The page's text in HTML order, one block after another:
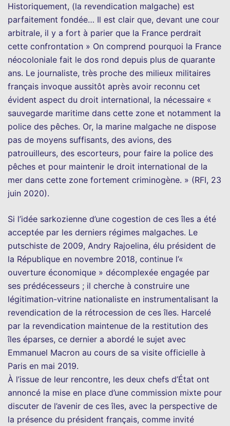
Historiquement, (la revendication malgache) est
parfaitement fondée… Il est clair que, devant une cour
arbitrale, il y a fort à parier que la France perdrait
cette confrontation » On comprend pourquoi la France
néocoloniale fait le dos rond depuis plus de quarante
ans. Le journaliste, très proche des milieux militaires
français invoque aussitôt après avoir reconnu cet
évident aspect du droit international, la nécessaire «
sauvegarde maritime dans cette zone et notamment la
police des pêches. Or, la marine malgache ne dispose
pas de moyens suffisants, des avions, des
patrouilleurs, des escorteurs, pour faire la police des
pêches et pour maintenir le droit international de la
mer dans cette zone fortement criminogène. » (RFI, 23
juin 2020).
Si l’idée sarkozienne d’une cogestion de ces îles a été
acceptée par les derniers régimes malgaches. Le
putschiste de 2009, Andry Rajoelina, élu président de
la République en novembre 2018, continue l’«
ouverture économique » décomplexée engagée par
ses prédécesseurs ; il cherche à construire une
légitimation-vitrine nationaliste en instrumentalisant la
revendication de la rétrocession de ces îles. Harcelé
par la revendication maintenue de la restitution des
îles éparses, ce dernier a abordé le sujet avec
Emmanuel Macron au cours de sa visite officielle à
Paris en mai 2019.
À l’issue de leur rencontre, les deux chefs d’État ont
annoncé la mise en place d’une commission mixte pour
discuter de l’avenir de ces îles, avec la perspective de
la présence du président français, comme invité